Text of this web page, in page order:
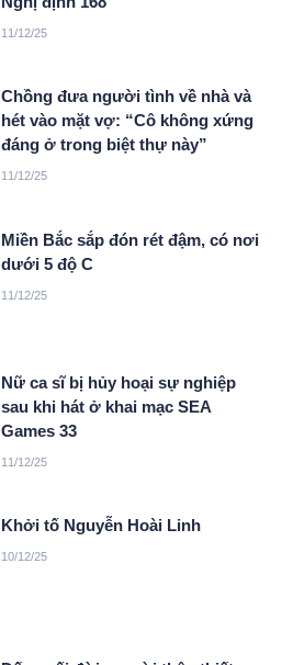
11/12/25
Chồng đưa người tình về nhà và
hét vào mặt vợ: “Cô không xứng
đáng ở trong biệt thự này”
11/12/25
Miền Bắc sắp đón rét đậm, có nơi
dưới 5 độ C
11/12/25
Nữ ca sĩ bị hủy hoại sự nghiệp
sau khi hát ở khai mạc SEA
Games 33
11/12/25
Khởi tố Nguyễn Hoài Linh
10/12/25